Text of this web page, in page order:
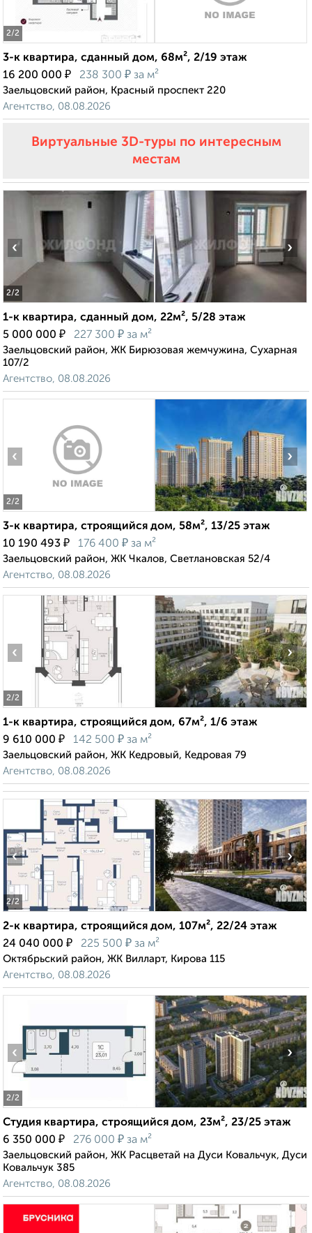
2/2
3-к квартира, сданный дом, 68м², 2/19 этаж
16 200 000 ₽ 238 300 ₽ за м²
Заельцовский район, Красный проспект 220
Агентство, 08.08.2026
Виртуальные 3D-туры по интересным
местам
2/2
‹ ›
1-к квартира, сданный дом, 22м², 5/28 этаж
5 000 000 ₽ 227 300 ₽ за м²
Заельцовский район, ЖК Бирюзовая жемчужина, Сухарная
107/2
Агентство, 08.08.2026
2/2
‹ ›
3-к квартира, строящийся дом, 58м², 13/25 этаж
10 190 493 ₽ 176 400 ₽ за м²
Заельцовский район, ЖК Чкалов, Светлановская 52/4
Агентство, 08.08.2026
2/2
‹ ›
1-к квартира, строящийся дом, 67м², 1/6 этаж
9 610 000 ₽ 142 500 ₽ за м²
Заельцовский район, ЖК Кедровый, Кедровая 79
Агентство, 08.08.2026
2/2
‹ ›
2-к квартира, строящийся дом, 107м², 22/24 этаж
24 040 000 ₽ 225 500 ₽ за м²
Октябрьский район, ЖК Вилларт, Кирова 115
Агентство, 08.08.2026
2/2
‹ ›
Студия квартира, строящийся дом, 23м², 23/25 этаж
6 350 000 ₽ 276 000 ₽ за м²
Заельцовский район, ЖК Расцветай на Дуси Ковальчук, Дуси
Ковальчук 385
Агентство, 08.08.2026